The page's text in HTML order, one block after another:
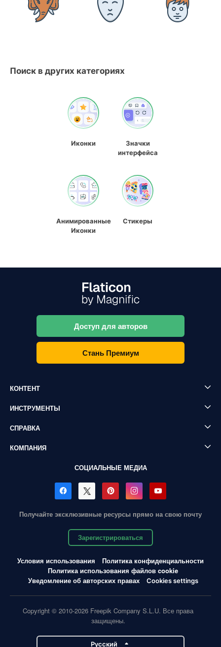
Поиск в других категориях
Иконки
Значки
интерфейса
Анимированные
Иконки
Стикеры
Доступ для авторов
Стань Премиум
КОНТЕНТ
ИНСТРУМЕНТЫ
СПРАВКА
КОМПАНИЯ
СОЦИАЛЬНЫЕ МЕДИА
Получайте эксклюзивные ресурсы прямо на свою почту
Зарегистрироваться
Условия использования
Политика конфиденциальности
Политика использования файлов cookie
Уведомление об авторских правах
Cookies settings
Copyright © 2010-2026 Freepik Company S.L.U. Все права
защищены.
Pусский